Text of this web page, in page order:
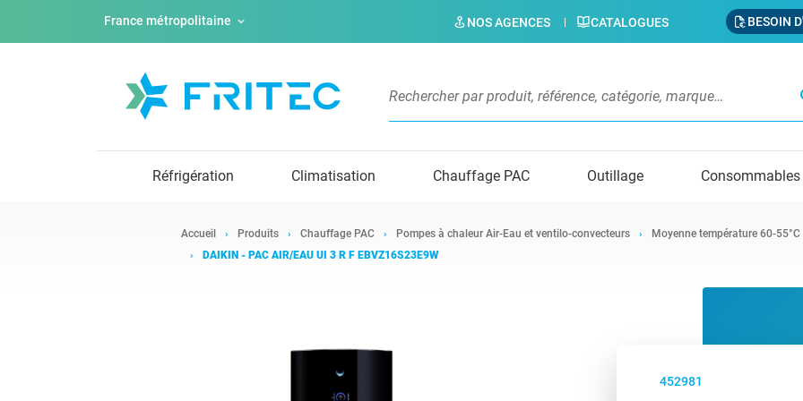
France métropolitaine NOS AGENCES CATALOGUES BESOIN
Réfrigération Climatisation Chauffage PAC Outillage Consommables
Accueil Produits Chauffage PAC Pompes à chaleur Air-Eau et ventilo-convecteurs
Moyenne température 60-55°C
DAIKIN - PAC AIR/EAU UI 3 R F EBVZ16S23E9W
452981